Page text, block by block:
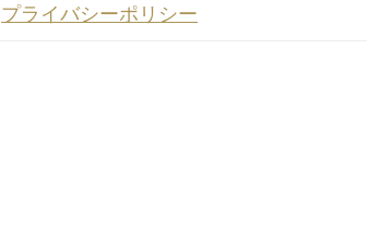
プライバシーポリシー